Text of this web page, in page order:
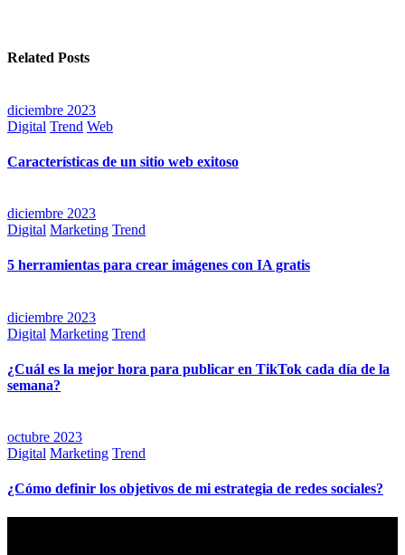
Related Posts
diciembre 2023
Digital Trend Web
Características de un sitio web exitoso
diciembre 2023
Digital Marketing Trend
5 herramientas para crear imágenes con IA gratis
diciembre 2023
Digital Marketing Trend
¿Cuál es la mejor hora para publicar en TikTok cada día de la
semana?
octubre 2023
Digital Marketing Trend
¿Cómo definir los objetivos de mi estrategia de redes sociales?